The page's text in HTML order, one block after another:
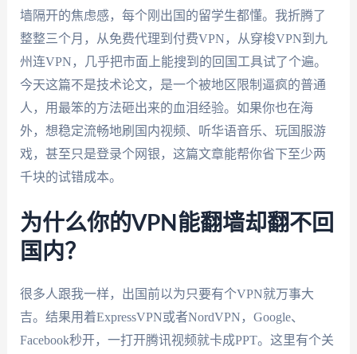
墙隔开的焦虑感，每个刚出国的留学生都懂。我折腾了
整整三个月，从免费代理到付费VPN，从穿梭VPN到九
州连VPN，几乎把市面上能搜到的回国工具试了个遍。
今天这篇不是技术论文，是一个被地区限制逼疯的普通
人，用最笨的方法砸出来的血泪经验。如果你也在海
外，想稳定流畅地刷国内视频、听华语音乐、玩国服游
戏，甚至只是登录个网银，这篇文章能帮你省下至少两
千块的试错成本。
为什么你的VPN能翻墙却翻不回
国内？
很多人跟我一样，出国前以为只要有个VPN就万事大
吉。结果用着ExpressVPN或者NordVPN，Google、
Facebook秒开，一打开腾讯视频就卡成PPT。这里有个关